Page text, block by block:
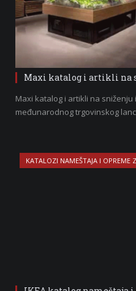
Maxi katalog i artikli na
Maxi katalog i artikli na sniženju
međunarodnog trgovinskog
KATALOZI NAMEŠTAJA I OPREME